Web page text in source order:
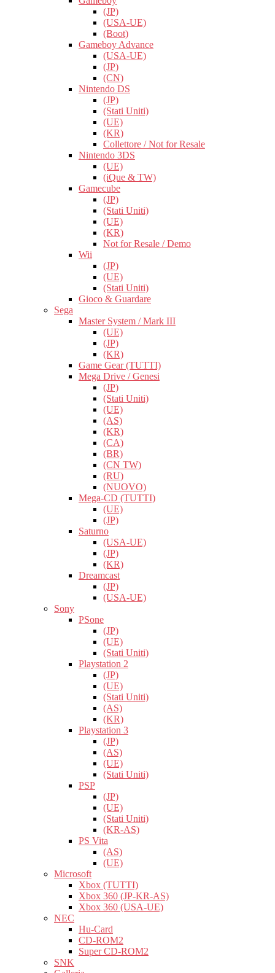
(JP)
(USA-UE)
(Boot)
Gameboy Advance
(USA-UE)
(JP)
(CN)
Nintendo DS
(JP)
(Stati Uniti)
(UE)
(KR)
Collettore / Not for Resale
Nintendo 3DS
(UE)
(iQue & TW)
Gamecube
(JP)
(Stati Uniti)
(UE)
(KR)
Not for Resale / Demo
Wii
(JP)
(UE)
(Stati Uniti)
Gioco & Guardare
Sega
Master System / Mark III
(UE)
(JP)
(KR)
Game Gear (TUTTI)
Mega Drive / Genesi
(JP)
(Stati Uniti)
(UE)
(AS)
(KR)
(CA)
(BR)
(CN TW)
(RU)
(NUOVO)
Mega-CD (TUTTI)
(UE)
(JP)
Saturno
(USA-UE)
(JP)
(KR)
Dreamcast
(JP)
(USA-UE)
Sony
PSone
(JP)
(UE)
(Stati Uniti)
Playstation 2
(JP)
(UE)
(Stati Uniti)
(AS)
(KR)
Playstation 3
(JP)
(AS)
(UE)
(Stati Uniti)
PSP
(JP)
(UE)
(Stati Uniti)
(KR-AS)
PS Vita
(AS)
(UE)
Microsoft
Xbox (TUTTI)
Xbox 360 (JP-KR-AS)
Xbox 360 (USA-UE)
NEC
Hu-Card
CD-ROM2
Super CD-ROM2
SNK